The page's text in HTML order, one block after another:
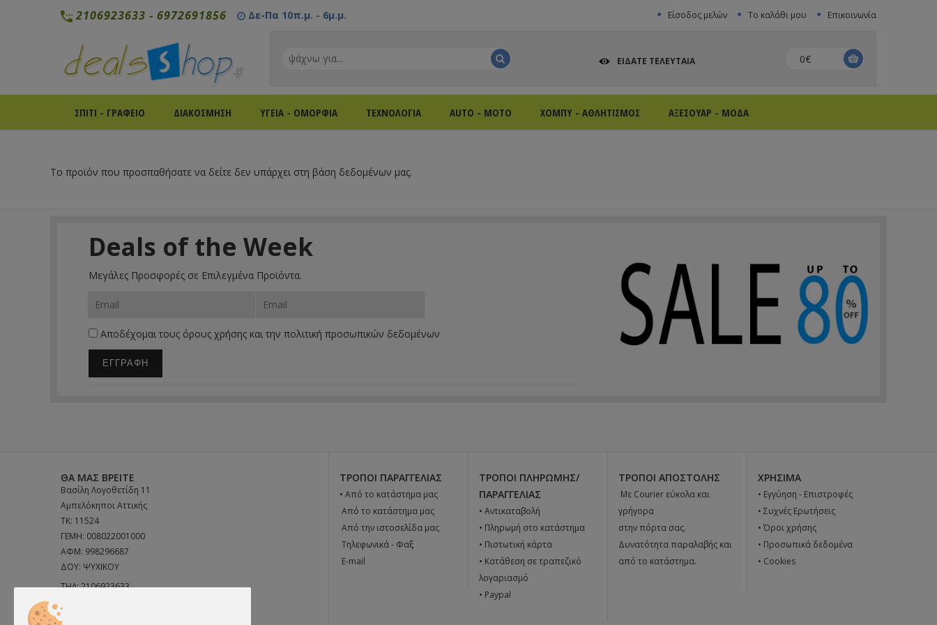
2106923633 - 6972691856 Δε-Πα 10π.μ. - 6μ.μ. Είσοδος μελών Το καλάθι μου Επικοινωνία
ΕΙΔΑΤΕ ΤΕΛΕΥΤΑΙΑ 0€
ΣΠΙΤΙ - ΓΡΑΦΕΙΟ ΔΙΑΚΟΣΜΗΣΗ ΥΓΕΙΑ - ΟΜΟΡΦΙΑ ΤΕΧΝΟΛΟΓΙΑ AUTO - MOTO ΧΟΜΠΥ - ΑΘΛΗΤΙΣΜΟΣ ΑΞΕΣΟΥΑΡ - ΜΟΔΑ
Το προϊόν που προσπαθήσατε να δείτε δεν υπάρχει στη βάση δεδομένων μας.
Deals of the Week
Μεγάλες Προσφορές σε Επιλεγμένα Προϊόντα.
Αποδέχομαι τους όρους χρήσης και την πολιτική προσωπικών δεδομένων
ΕΓΓΡΑΦΗ
ΘΑ ΜΑΣ ΒΡΕΊΤΕ
Βασίλη Λογοθετίδη 11
Αμπελόκηποι Αττικής
ΤΚ: 11524
ΓΕΜΗ: 008022001000
ΑΦΜ: 998296687
ΔΟΥ: ΨΥΧΙΚΟΥ
ΤΗΛ:2106923633
ΤΡΌΠΟΙ ΠΑΡΑΓΓΕΛΊΑΣ
• Από το κατάστημα μας
 Από το κατάστημα μας
 Από την ιστοσελίδα μας
 Tηλεφωνικά - Φαξ
 E-mail
ΤΡΌΠΟΙ ΠΛΗΡΩΜΉΣ/
ΠΑΡΑΓΓΕΛΊΑΣ
• Αντικαταβολή
• Πληρωμή στο κατάστημα
• Πιστωτική κάρτα
• Κατάθεση σε τραπεζικό
λογαριασμό
• Paypal
ΤΡΌΠΟΙ ΑΠΟΣΤΟΛΉΣ
 Με Courier εύκολα και
γρήγορα
στην πόρτα σας.
Δυνατότητα παραλαβής και
από το κατάστημα.
ΧΡΉΣΙΜΑ
• Εγγύηση - Επιστροφές
• Συχνές Ερωτήσεις
• Όροι χρήσης
• Προσωπικά δεδομένα
• Cookies